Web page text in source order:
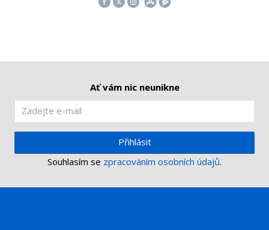
Ať vám nic neunikne
Přihlásit
Souhlasím se zpracováním osobních údajů.